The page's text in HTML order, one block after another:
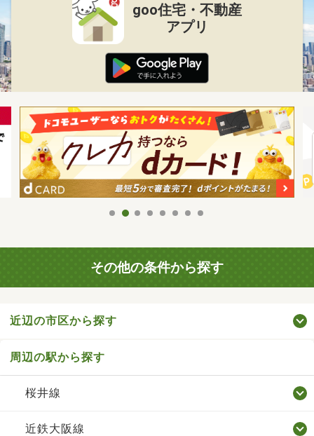
goo住宅・不動産
アプリ
その他の条件から探す
近辺の市区から探す
周辺の駅から探す
桜井線
近鉄大阪線